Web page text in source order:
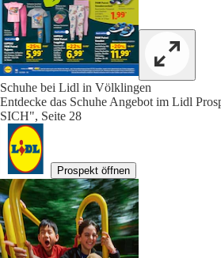
Schuhe bei Lidl in Völklingen
Entdecke das Schuhe Angebot im Lidl
SICH", Seite 28
Prospekt öffnen